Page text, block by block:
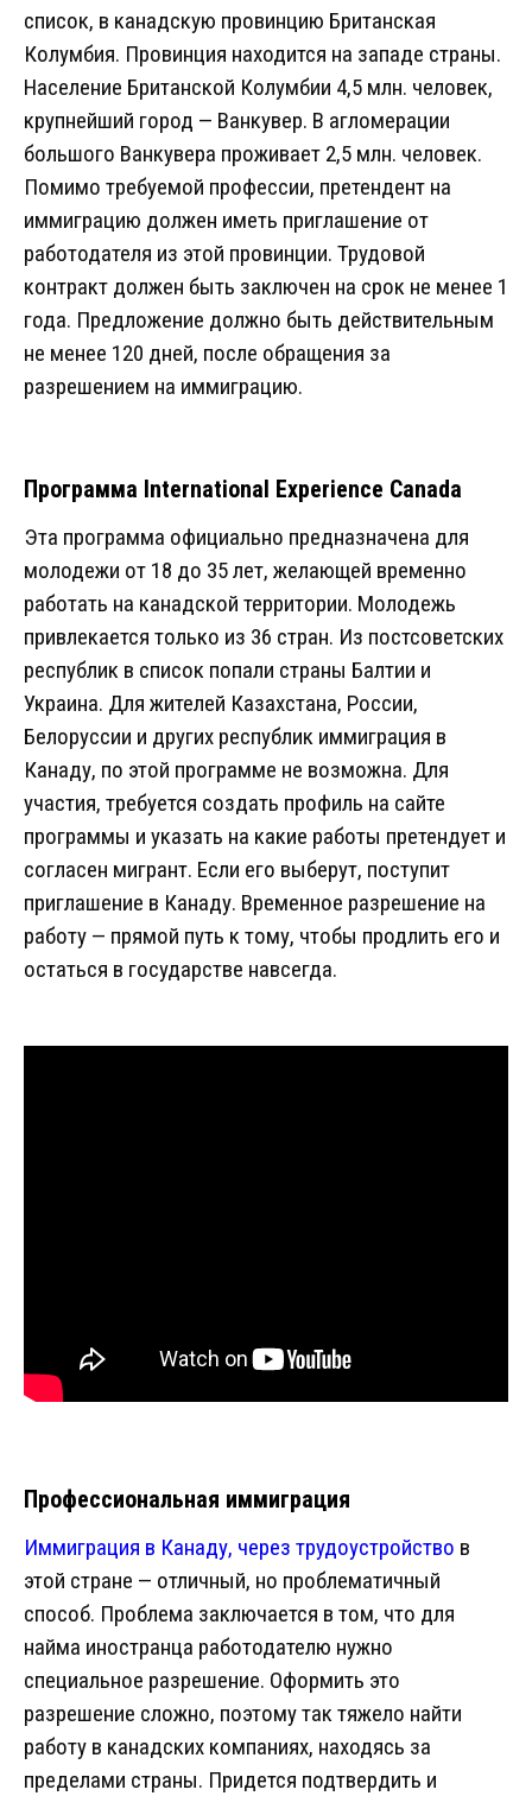
список, в канадскую провинцию Британская
Колумбия. Провинция находится на западе страны.
Население Британской Колумбии 4,5 млн. человек,
крупнейший город — Ванкувер. В агломерации
большого Ванкувера проживает 2,5 млн. человек.
Помимо требуемой профессии, претендент на
иммиграцию должен иметь приглашение от
работодателя из этой провинции. Трудовой
контракт должен быть заключен на срок не менее 1
года. Предложение должно быть действительным
не менее 120 дней, после обращения за
разрешением на иммиграцию.
Программа International Experience Canada
Эта программа официально предназначена для
молодежи от 18 до 35 лет, желающей временно
работать на канадской территории. Молодежь
привлекается только из 36 стран. Из постсоветских
республик в список попали страны Балтии и
Украина. Для жителей Казахстана, России,
Белоруссии и других республик иммиграция в
Канаду, по этой программе не возможна. Для
участия, требуется создать профиль на сайте
программы и указать на какие работы претендует и
согласен мигрант. Если его выберут, поступит
приглашение в Канаду. Временное разрешение на
работу — прямой путь к тому, чтобы продлить его и
остаться в государстве навсегда.
Профессиональная иммиграция
Иммиграция в Канаду, через трудоустройство в
этой стране — отличный, но проблематичный
способ. Проблема заключается в том, что для
найма иностранца работодателю нужно
специальное разрешение. Оформить это
разрешение сложно, поэтому так тяжело найти
работу в канадских компаниях, находясь за
пределами страны. Придется подтвердить и